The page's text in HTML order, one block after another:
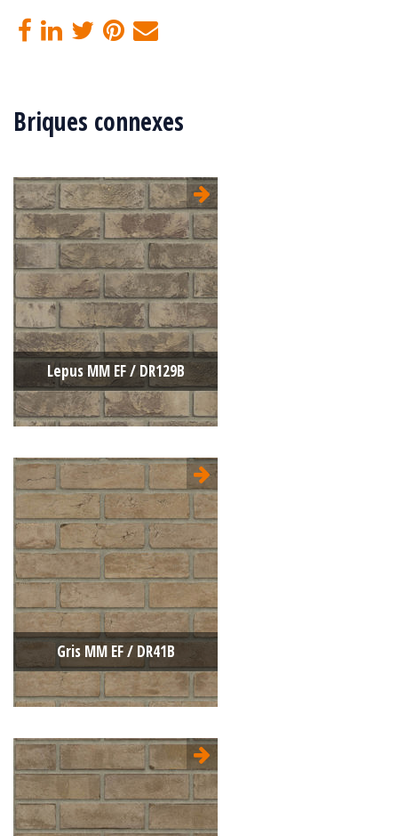
Briques connexes
Lepus MM EF / DR129B
Type:
Sterrewaard
Format:
EF 215x100x65
La structure:Nuancée
Couleur:
Gris
Gris MM EF / DR41B
Moulée main
Format:
EF 215x100x65
La structure:Unie